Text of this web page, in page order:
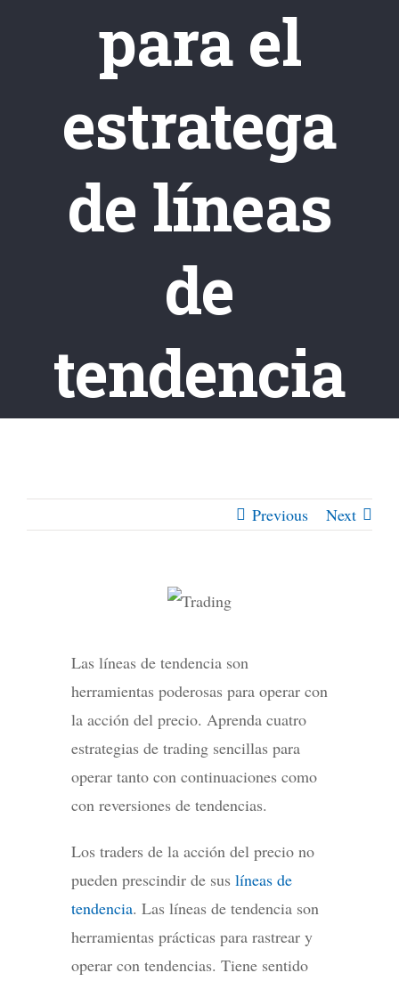
para el
estratega
de líneas
de
tendencia
Previous Next
Las líneas de tendencia son
herramientas poderosas para operar con
la acción del precio. Aprenda cuatro
estrategias de trading sencillas para
operar tanto con continuaciones como
con reversiones de tendencias.
Los traders de la acción del precio no
pueden prescindir de sus líneas de
tendencia. Las líneas de tendencia son
herramientas prácticas para rastrear y
operar con tendencias. Tiene sentido